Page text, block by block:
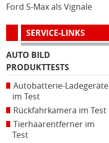
Ford S-Max als Vignale
SERVICE-LINKS
AUTO BILD
PRODUKTTESTS
Autobatterie-Ladegeräte
im Test
Rückfahrkamera im Test
Tierhaarentferner im
Test